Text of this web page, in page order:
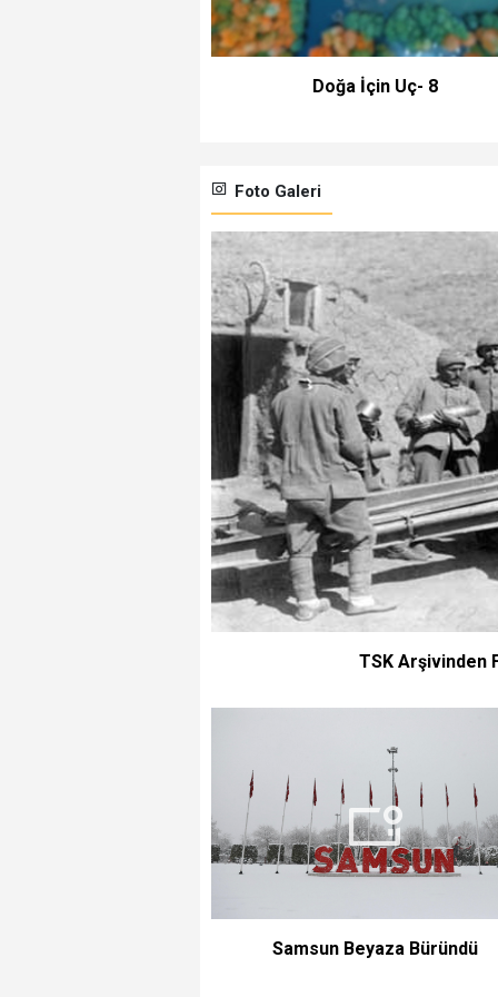
Doğa İçin Uç- 8
Foto Galeri
TSK Arşivinden
Samsun Beyaza Büründü